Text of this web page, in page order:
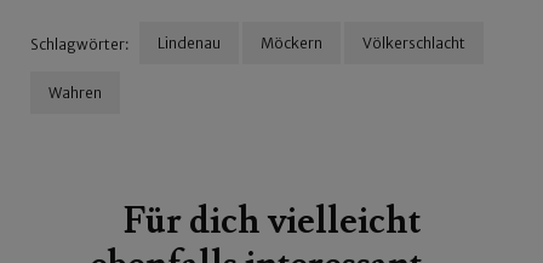
Schlagwörter: Lindenau Möckern Völkerschlacht
Wahren
Für dich vielleicht